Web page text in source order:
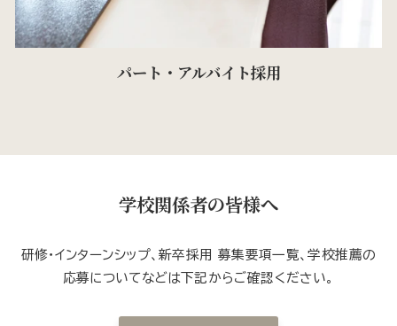
パート・アルバイト採用
学校関係者の皆様へ
研修・インターンシップ、新卒採用 募集要項一覧、学校推薦の
応募についてなどは下記からご確認ください。